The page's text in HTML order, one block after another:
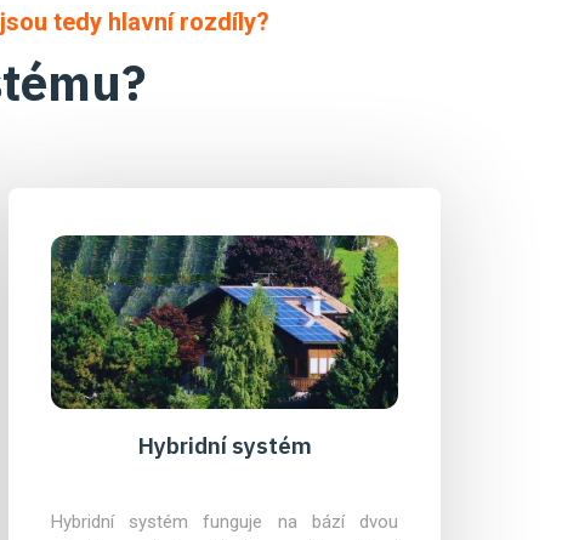
tedy hlavní rozdíly?
Hybridní systém
Hybridní systém funguje na bází dvou